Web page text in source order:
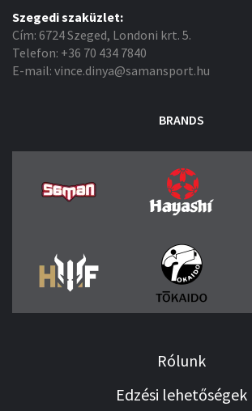
Szegedi szaküzlet:
Cím: 6724 Szeged, Londoni krt. 5.
Telefon: +36 70 434 7840
E-mail: vince.dinya@samansport.hu
BRANDS
Rólunk
Edzési lehetőségek